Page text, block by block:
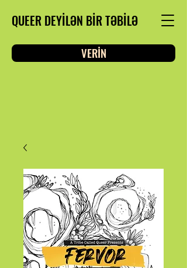
QUEER DEYİLƏN BİR TƏBİLƏ
VERİN